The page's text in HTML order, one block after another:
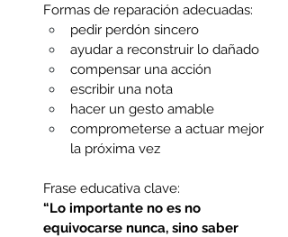
Formas de reparación adecuadas:
pedir perdón sincero
ayudar a reconstruir lo dañado
compensar una acción
escribir una nota
hacer un gesto amable
comprometerse a actuar mejor
la próxima vez
Frase educativa clave:
“Lo importante no es no
equivocarse nunca, sino saber